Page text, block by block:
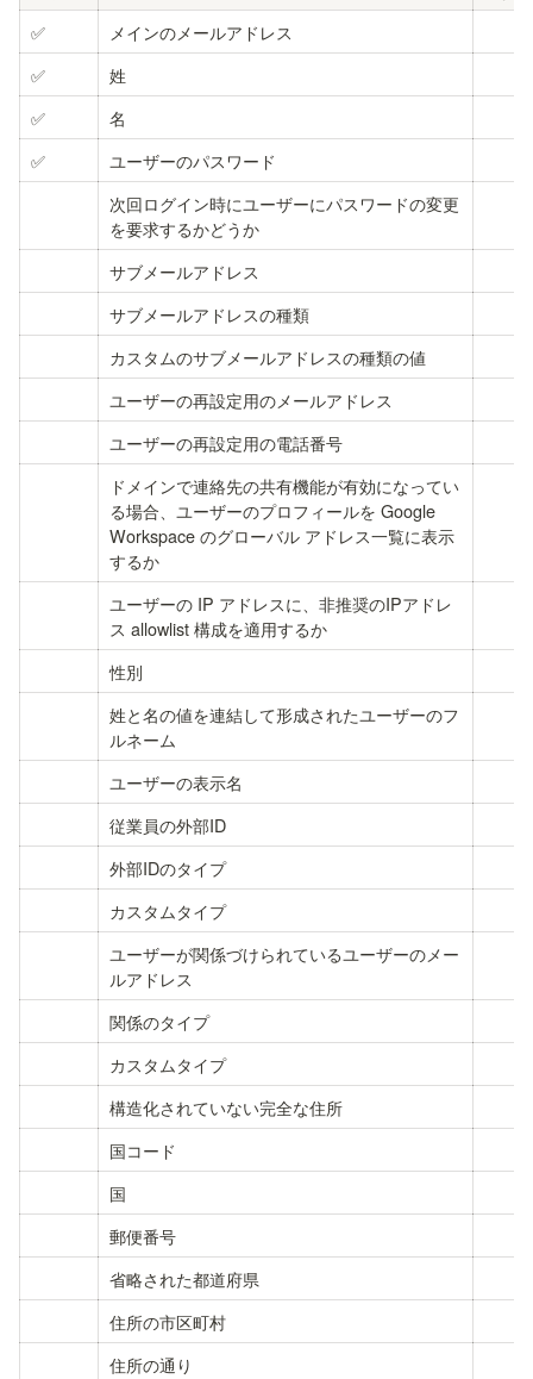
✅
メインのメールアドレス
✅
姓
✅
名
✅
ユーザーのパスワード
次回ログイン時にユーザーにパスワードの変更
を要求するかどうか
サブメールアドレス
サブメールアドレスの種類
カスタムのサブメールアドレスの種類の値
ユーザーの再設定用のメールアドレス
ユーザーの再設定用の電話番号
ドメインで連絡先の共有機能が有効になってい
る場合、ユーザーのプロフィールを Google
Workspace のグローバル アドレス一覧に表示
するか
ユーザーの IP アドレスに、非推奨のIPアドレ
ス allowlist 構成を適用するか
性別
姓と名の値を連結して形成されたユーザーのフ
ルネーム
ユーザーの表示名
従業員の外部ID
外部IDのタイプ
カスタムタイプ
ユーザーが関係づけられているユーザーのメー
ルアドレス
関係のタイプ
カスタムタイプ
構造化されていない完全な住所
国コード
国
郵便番号
省略された都道府県
住所の市区町村
住所の通り